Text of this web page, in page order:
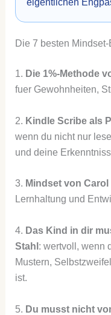
eigentlichen
Die 7 besten
1. Die 1%-Methode
fuer Gewohnheiten,
2. Kindle Scribe als
wenn du nicht nur
und deine
3. Mindset von Carol
Lernhaltung und
4. Das Kind in dir
Stahl : wertvoll, wenn
Mustern,
ist.
5. Du musst nicht